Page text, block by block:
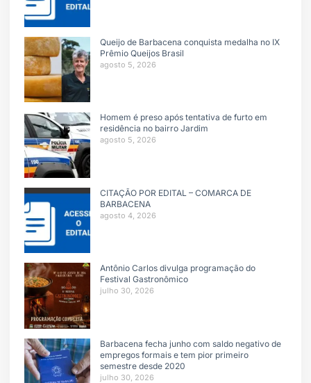
Queijo de Barbacena conquista medalha no IX
Prêmio Queijos Brasil
agosto 5, 2026
Homem é preso após tentativa de furto em
residência no bairro Jardim
agosto 5, 2026
CITAÇÃO POR EDITAL – COMARCA DE
BARBACENA
agosto 4, 2026
Antônio Carlos divulga programação do
Festival Gastronômico
julho 30, 2026
Barbacena fecha junho com saldo negativo de
empregos formais e tem pior primeiro
semestre desde 2020
julho 30, 2026